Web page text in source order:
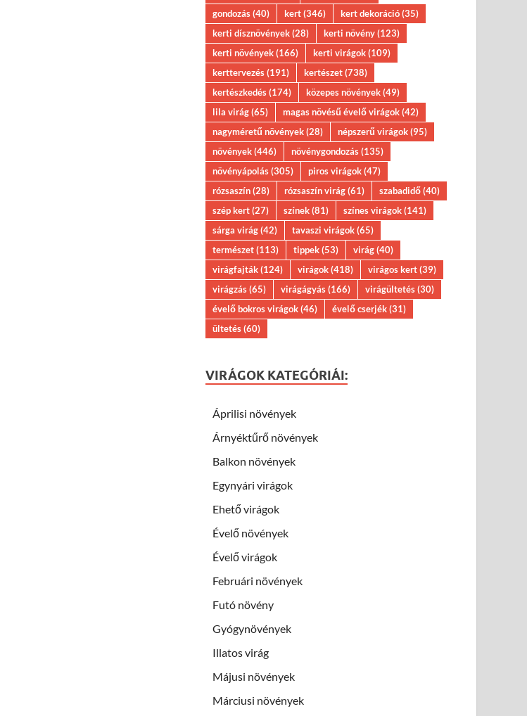
gondozás(40) kert(346) kert dekoráció(35)
kerti dísznövények(28) kerti növény(123)
kerti növények(166) kerti virágok(109)
kerttervezés(191) kertészet(738)
kertészkedés(174) közepes növények(49)
lila virág(65) magas növésű évelő virágok(42)
nagyméretű növények(28) népszerű virágok(95)
növények(446) növénygondozás(135)
növényápolás(305) piros virágok(47)
rózsaszín(28) rózsaszín virág(61) szabadidő(40)
szép kert(27) színek(81) színes virágok(141)
sárga virág(42) tavaszi virágok(65)
természet(113) tippek(53) virág(40)
virágfajták(124) virágok(418) virágos kert(39)
virágzás(65) virágágyás(166) virágültetés(30)
évelő bokros virágok(46) évelő cserjék(31)
ültetés(60)
VIRÁGOK KATEGÓRIÁI:
Áprilisi növények
Árnyéktűrő növények
Balkon növények
Egynyári virágok
Ehető virágok
Évelő növények
Évelő virágok
Februári növények
Futó növény
Gyógynövények
Illatos virág
Májusi növények
Márciusi növények